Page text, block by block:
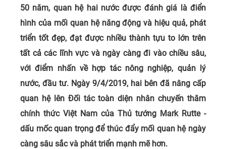
50 năm, quan hệ hai nước được đánh giá là điển
hình của mối quan hệ năng động và hiệu quả, phát
triển tốt đẹp, đạt được nhiều thành tựu to lớn trên
tất cả các lĩnh vực và ngày càng đi vào chiều sâu,
với điểm nhấn về hợp tác nông nghiệp, quản lý
nước, đầu tư. Ngày 9/4/2019, hai bên đã nâng cấp
quan hệ lên Đối tác toàn diện nhân chuyến thăm
chính thức Việt Nam của Thủ tướng Mark Rutte -
dấu mốc quan trọng để thúc đẩy mối quan hệ ngày
càng sâu sắc và phát triển mạnh mẽ hơn.